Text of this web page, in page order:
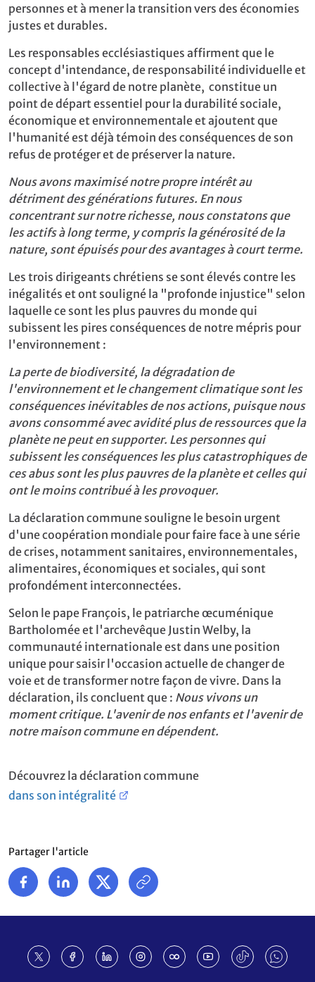
personnes et à mener la transition vers des économies
justes et durables.
Les responsables ecclésiastiques affirment que le
concept d'intendance, de responsabilité individuelle et
collective à l'égard de notre planète, constitue un
point de départ essentiel pour la durabilité sociale,
économique et environnementale et ajoutent que
l'humanité est déjà témoin des conséquences de son
refus de protéger et de préserver la nature.
Nous avons maximisé notre propre intérêt au
détriment des générations futures. En nous
concentrant sur notre richesse, nous constatons que
les actifs à long terme, y compris la générosité de la
nature, sont épuisés pour des avantages à court terme.
Les trois dirigeants chrétiens se sont élevés contre les
inégalités et ont souligné la "profonde injustice" selon
laquelle ce sont les plus pauvres du monde qui
subissent les pires conséquences de notre mépris pour
l'environnement :
La perte de biodiversité, la dégradation de
l'environnement et le changement climatique sont les
conséquences inévitables de nos actions, puisque nous
avons consommé avec avidité plus de ressources que la
planète ne peut en supporter. Les personnes qui
subissent les conséquences les plus catastrophiques de
ces abus sont les plus pauvres de la planète et celles qui
ont le moins contribué à les provoquer.
La déclaration commune souligne le besoin urgent
d'une coopération mondiale pour faire face à une série
de crises, notamment sanitaires, environnementales,
alimentaires, économiques et sociales, qui sont
profondément interconnectées.
Selon le pape François, le patriarche œcuménique
Bartholomée et l'archevêque Justin Welby, la
communauté internationale est dans une position
unique pour saisir l'occasion actuelle de changer de
voie et de transformer notre façon de vivre. Dans la
déclaration, ils concluent que : Nous vivons un
moment critique. L'avenir de nos enfants et l'avenir de
notre maison commune en dépendent.
Découvrez la déclaration commune
dans son intégralité
Partager l'article